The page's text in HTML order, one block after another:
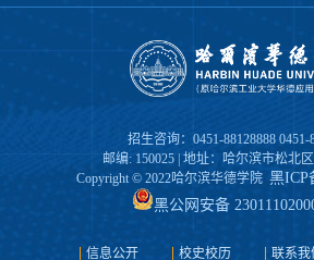
招生咨询：0451-88128888 0451-
邮编: 150025 | 地址：哈尔滨市松北
Copyright © 2022哈尔滨华德学院 黑ICP
黑公网安备
信息公开 校史校历 联系我